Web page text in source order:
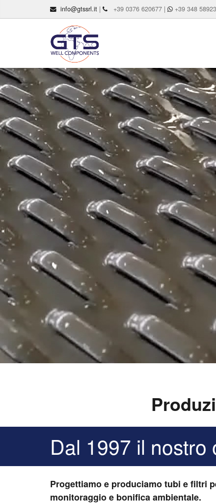
info@gtssrl.it | +39 0376 620677 | +39 348
Dal 1997 il nostro
Progettiamo e produciamo tubi e filtri
monitoraggio e bonifica ambientale.